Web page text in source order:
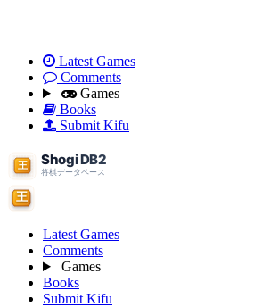
Latest Games
Comments
Games
Books
Submit Kifu
Latest Games
Comments
Games
Books
Submit Kifu